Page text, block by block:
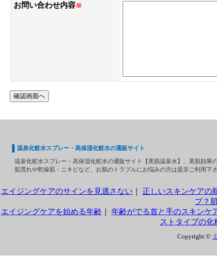
お問い合わせ内容※
温泉化粧水スプレー・高保湿化粧水の通販サイト
温泉化粧水スプレー ・ 高保湿化粧水の通販サイト【美肌温泉水】。 美肌効果
肌荒れや乾燥肌 ・ニキビなど、お肌のトラブルにお悩みの方は是非ご利用
エイジングケアのサインを見逃さない
正しいスキンケアの
プ？
エイジングケアを始める年齢
年齢がでる首と手のスキンケ
ストタイプの
Copyright ©